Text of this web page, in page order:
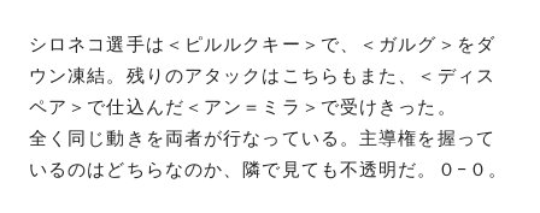
シロネコ選手は＜ピルルクキー＞で、＜ガルグ＞をダ
ウン凍結。残りのアタックはこちらもまた、＜ディス
ペア＞で仕込んだ＜アン＝ミラ＞で受けきった。
全く同じ動きを両者が行なっている。主導権を握って
いるのはどちらなのか、隣で見ても不透明だ。０−０。